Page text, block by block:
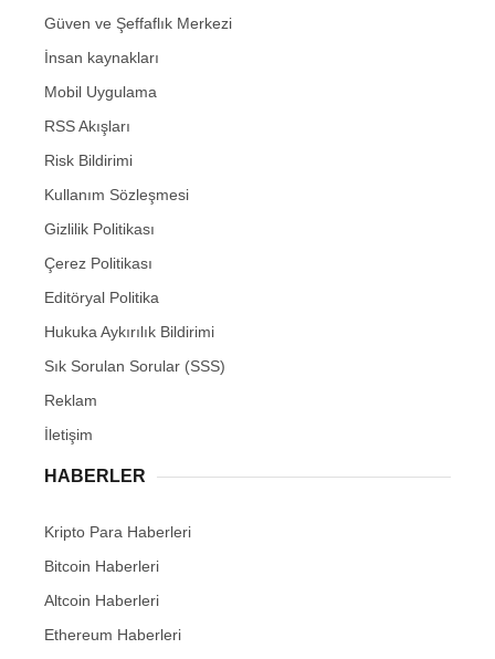
Güven ve Şeffaflık Merkezi
İnsan kaynakları
Mobil Uygulama
RSS Akışları
Risk Bildirimi
Kullanım Sözleşmesi
Gizlilik Politikası
Çerez Politikası
Editöryal Politika
Hukuka Aykırılık Bildirimi
Sık Sorulan Sorular (SSS)
Reklam
İletişim
HABERLER
Kripto Para Haberleri
Bitcoin Haberleri
Altcoin Haberleri
Ethereum Haberleri